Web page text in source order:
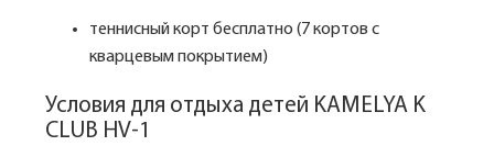
теннисный корт бесплатно (7 кортов с
кварцевым покрытием)
Условия для отдыха детей KAMELYA K
CLUB HV-1